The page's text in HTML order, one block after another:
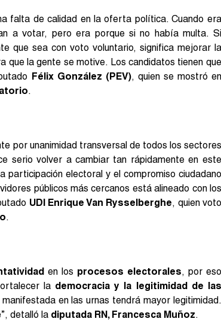
falta de calidad en la oferta política. Cuando era
a votar, pero era porque si no había multa. Si
que sea con voto voluntario, significa mejorar la
la gente se motive. Los candidatos tienen que
Félix González (PEV), quien se mostró en
.
por unanimidad transversal de todos los sectores
serio volver a cambiar tan rápidamente en este
participación electoral y el compromiso ciudadano
públicos más cercanos está alineado con los
UDI Enrique Van Rysselberghe, quien voto
.
en los procesos electorales, por eso
lademocracia y la legitimidad de las
en las urnas tendrá mayor legitimidad.
detalló la diputada RN, Francesca Muñoz.